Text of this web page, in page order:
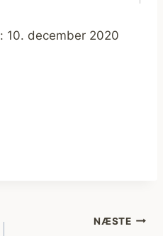
10. december 2020
NÆSTE